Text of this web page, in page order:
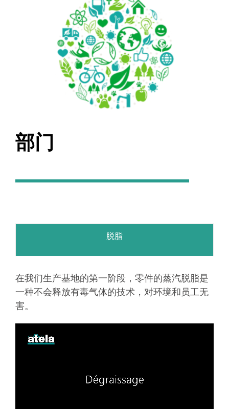
部门
脱脂
在我们生产基地的第一阶段，零件的蒸汽脱脂是
一种不会释放有毒气体的技术，对环境和员工无
害。